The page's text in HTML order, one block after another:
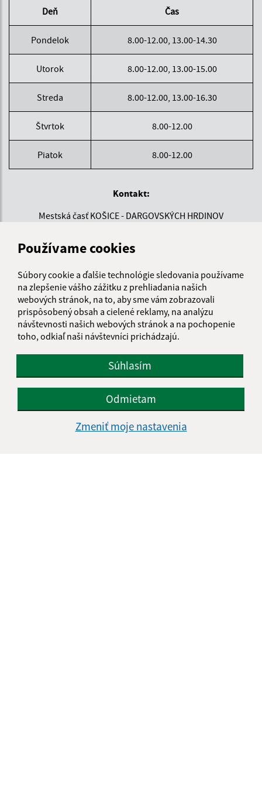
Používame cookies
Súbory cookie a ďalšie technológie sledovania používame
na zlepšenie vášho zážitku z prehliadania našich
webových stránok, na to, aby sme vám zobrazovali
prispôsobený obsah a cielené reklamy, na analýzu
návštevnosti našich webových stránok a na pochopenie
toho, odkiaľ naši návštevníci prichádzajú.
Súhlasím
Odmietam
Zmeniť moje nastavenia
Deň Čas
Pondelok 8.00-12.00, 13.00-14.30
Utorok 8.00-12.00, 13.00-15.00
Streda 8.00-12.00, 13.00-16.30
Štvrtok 8.00-12.00
Piatok 8.00-12.00
Kontakt:
Mestská časť KOŠICE - DARGOVSKÝCH HRDINOV
040 22 Košice
+421 55 300 90 01
IČO: 00690988